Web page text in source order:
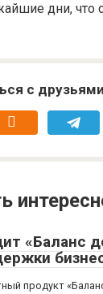
дни, что
с
«Баланс
продукт